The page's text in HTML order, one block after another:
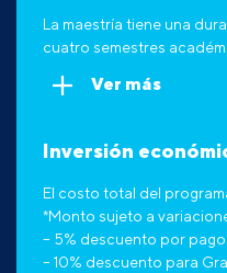
La maestría tiene una
cuatro semestres
Ver más
Inversión
El costo total del
*Monto sujeto a
– 5% descuento por
– 10% descuento para